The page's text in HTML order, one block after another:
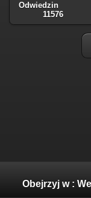
Odwiedzin
11576
Obejrzyj w :